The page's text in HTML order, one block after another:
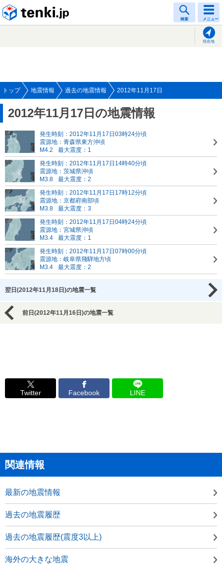
検索 メニュー
現在地
トップ 地震情報 過去の地震情報 2012年11月17日
2012年11月17日の地震情報
発生時刻：2012年11月17日03時24分頃
震源地：青森県東方沖頃
M4.2
最大震度：1
発生時刻：2012年11月17日14時40分頃
震源地：茨城県沖頃
M3.8
最大震度：2
発生時刻：2012年11月17日17時12分頃
震源地：京都府南部頃
M3.8
最大震度：3
発生時刻：2012年11月17日04時24分頃
震源地：宮城県沖頃
M3.4
最大震度：1
発生時刻：2012年11月17日07時00分頃
震源地：岐阜県飛騨地方頃
M3.4
最大震度：2
翌日(2012年11月18日)の地震一覧
前日(2012年11月16日)の地震一覧
Twitter Facebook LINE
関連情報
最新の地震情報
過去の地震履歴
過去の地震履歴(震度3以上)
海外の大きな地震